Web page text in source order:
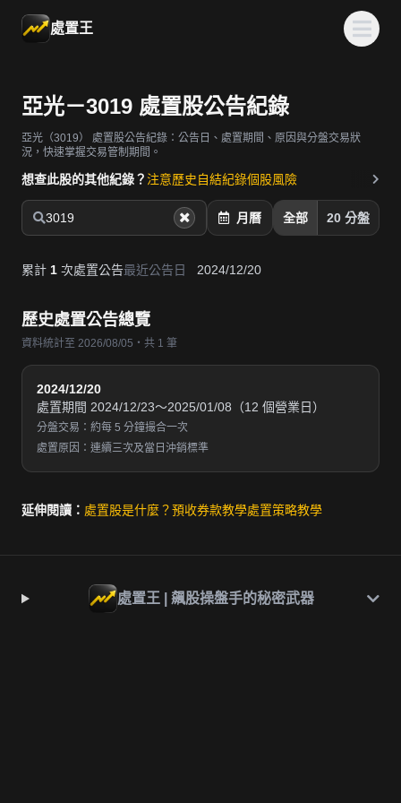
處置王
亞光－3019 處置股公告紀錄
亞光（3019）
處置股公告紀錄：公告日、處置期間、原因與分盤交易狀
況，快速掌握交易管制期間。
想查此股的其他紀錄？ 注意歷史自結紀錄個股風險
3019 月曆 全部 20 分盤
累計 1 次處置公告最近公告日 2024/12/20
歷史處置公告總覽
資料統計至 2026/08/05・共 1 筆
2024/12/20
處置期間 2024/12/23～2025/01/08（12 個營業日）
分盤交易：約每 5 分鐘撮合一次
處置原因：連續三次及當日沖銷標準
延伸閱讀： 處置股是什麼？預收券款教學處置策略教學
處置王 | 飆股操盤手的秘密武器